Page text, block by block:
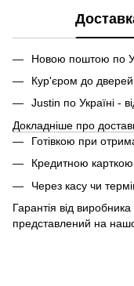
Новою поштою по
Кур'єром до дверей
Justin по Україні -
Докладніше про
Готівкою при
Кредитною
Через касу чи
Гарантія від
представлений на